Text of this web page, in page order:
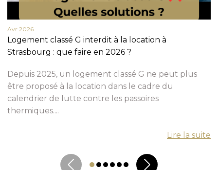
Avr 2026
Logement classé G interdit à la location à
Strasbourg : que faire en 2026 ?
Depuis 2025, un logement classé G ne peut plus
être proposé à la location dans le cadre du
calendrier de lutte contre les passoires
thermiques....
Lire la suite